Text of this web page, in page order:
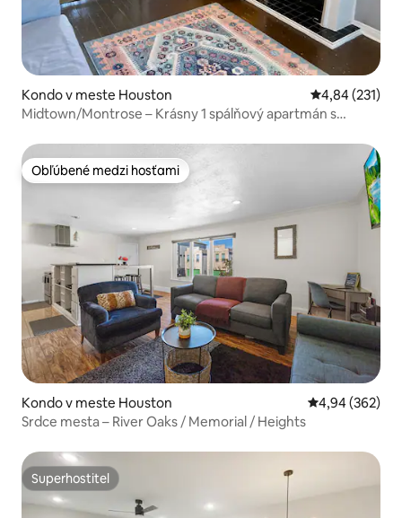
Kondo v meste Houston Priemerné
4,84 (231)
Midtown/Montrose – Krásny 1 spálňový apartmán s
Obľúbené medzi hosťami
Obľúbené medzi hosťami
Kondo v meste Houston Priemerné
4,94 (362)
Srdce mesta – River Oaks / Memorial / Heights
Superhostiteľ
Superhostiteľ